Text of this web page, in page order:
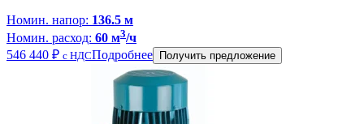
Номин. напор: 136.5 м
Номин. расход: 60 м3/ч
546 440 ₽ с НДСПодробнее Получить предложение